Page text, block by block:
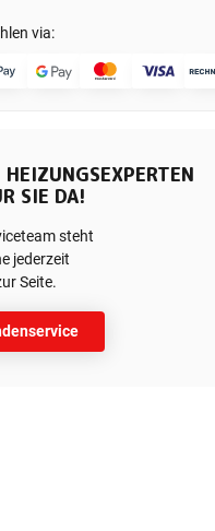
via:
HEIZUNGSEXPERTEN
SIE DA!
steht
jederzeit
Seite.